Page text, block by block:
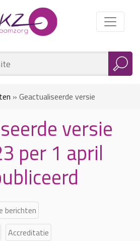
» Geactualiseerde versie
gepubliceerd versie
per 1 april
berichten
Accreditatie